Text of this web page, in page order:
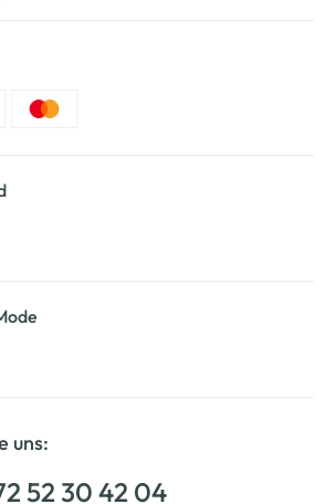
uns:
52 30 42 04